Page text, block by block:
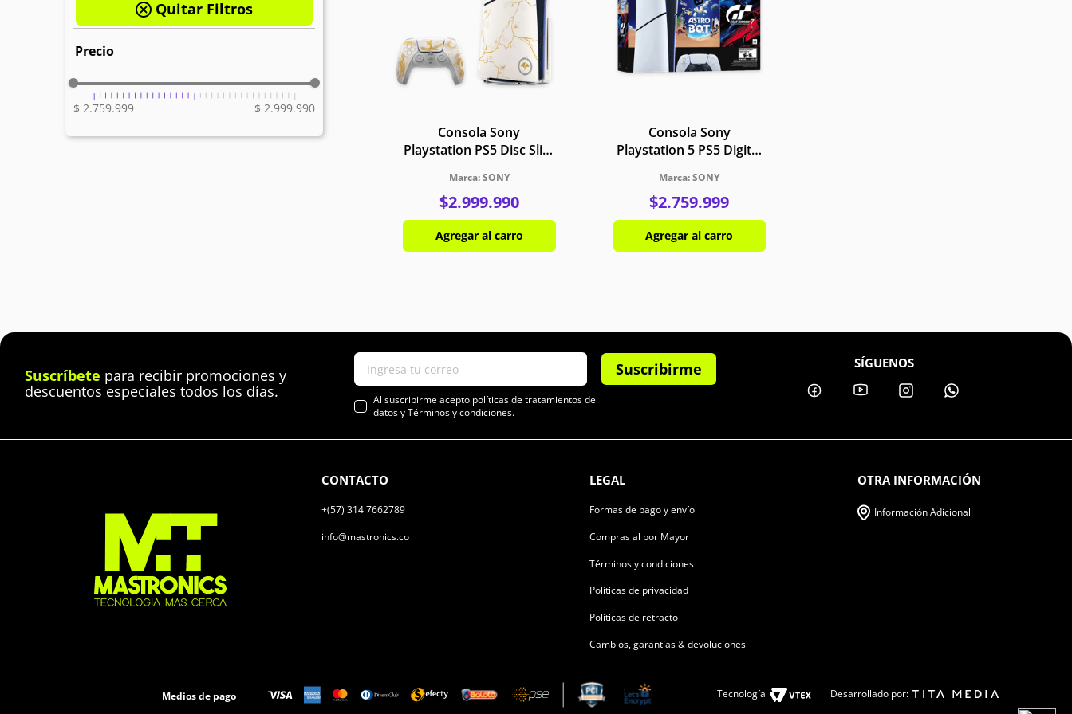
$ 2.759.999 $ 2.999.990
Consola Sony
Playstation PS5 Disc Slim
Control Multicolor
SONY
$2.999.990
Agregar al carro
Consola Sony
Playstation 5 PS5 Digital
Juego Astro Bot + Juego
Gran Turismo 7 Blanco
SONY
$2.759.999
Agregar al carro
Suscríbete para recibir promociones y
descuentos especiales todos los días.
Suscribirme
Al suscribirme acepto políticas de tratamientos de
datos y Términos y condiciones.
SÍGUENOS
CONTACTO
+(57) 314 7662789
info@mastronics.co
LEGAL
Formas de pago y envío
Compras al por Mayor
Términos y condiciones
Políticas de privacidad
Políticas de retracto
Cambios, garantías & devoluciones
OTRA INFORMACIÓN
Información Adicional
Medios de pago Tecnología Desarrollado por: